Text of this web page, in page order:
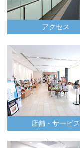
アクセス
店舗・サービス